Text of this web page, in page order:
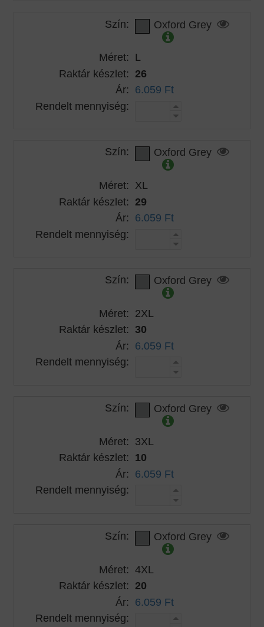
Szín: Oxford Grey
Méret: L
Raktár készlet: 26
Ár: 6.059 Ft
Rendelt mennyiség:
Szín: Oxford Grey
Méret: XL
Raktár készlet: 29
Ár: 6.059 Ft
Rendelt mennyiség:
Szín: Oxford Grey
Méret: 2XL
Raktár készlet: 30
Ár: 6.059 Ft
Rendelt mennyiség:
Szín: Oxford Grey
Méret: 3XL
Raktár készlet: 10
Ár: 6.059 Ft
Rendelt mennyiség:
Szín: Oxford Grey
Méret: 4XL
Raktár készlet: 20
Ár: 6.059 Ft
Rendelt mennyiség: